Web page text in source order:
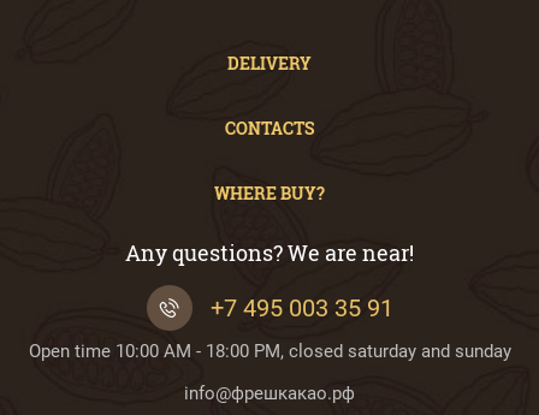
DELIVERY
CONTACTS
WHERE BUY?
Any questions? We are near!
+7 495 003 35 91
Open time 10:00 AM - 18:00 PM, closed saturday and sunday
info@фрешкакао.рф